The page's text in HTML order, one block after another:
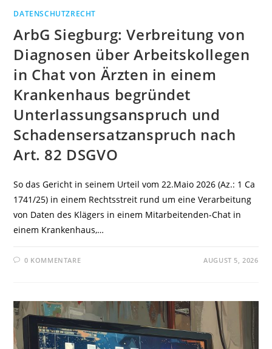
DATENSCHUTZRECHT
ArbG Siegburg: Verbreitung von
Diagnosen über Arbeitskollegen
in Chat von Ärzten in einem
Krankenhaus begründet
Unterlassungsanspruch und
Schadensersatzanspruch nach
Art. 82 DSGVO
So das Gericht in seinem Urteil vom 22.Maio 2026 (Az.: 1 Ca
1741/25) in einem Rechtsstreit rund um eine Verarbeitung
von Daten des Klägers in einem Mitarbeitenden-Chat in
einem Krankenhaus,…
0 KOMMENTARE AUGUST 5, 2026